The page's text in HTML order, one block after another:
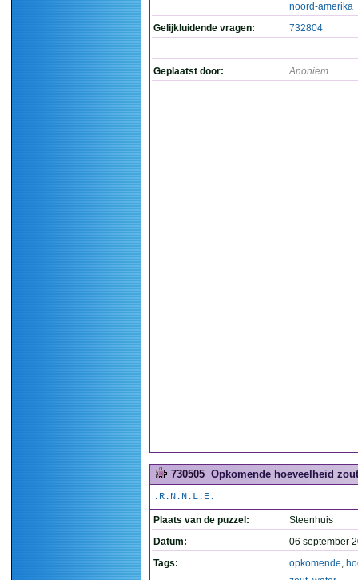
noord-amerika
Gelijkluidende vragen:
732804
Geplaatst door: Anoniem
730505 Opkomende hoeveelheid
.R.N.N.L.E.
Plaats van de puzzel:
Steenhuis
Datum:
06 september
Tags:
opkomende,